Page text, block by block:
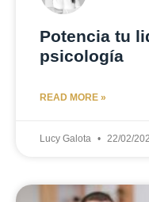
Potencia tu
psicología
READ MORE »
Lucy Galota 22/02/